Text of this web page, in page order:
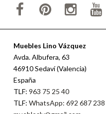
Muebles Lino Vázquez
Avda. Albufera, 63
46910 Sedaví (Valencia)
España
TLF: 963 75 25 40
TLF: WhatsApp: 692 687 238